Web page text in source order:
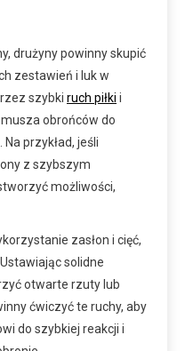
drużyny powinny skupić
zestawień i luk w
szybki ruch piłki i
obrońców do
przykład, jeśli
z szybszym
możliwości,
zasłon i cięć,
solidne
otwarte rzuty lub
ćwiczyć te ruchy, aby
do szybkiej reakcji i